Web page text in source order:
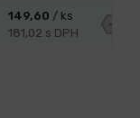
149,60 / ks
181,02 s DPH